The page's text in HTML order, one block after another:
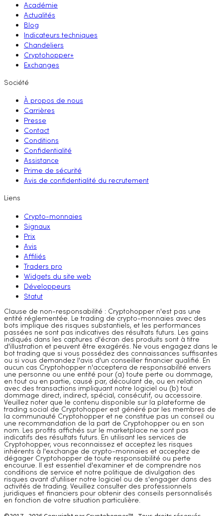
Académie
Actualités
Blog
Indicateurs techniques
Chandeliers
Cryptohopper+
Exchanges
Société
À propos de nous
Carrières
Presse
Contact
Conditions
Confidentialité
Assistance
Prime de sécurité
Avis de confidentialité du recrutement
Liens
Crypto-monnaies
Signaux
Prix
Avis
Affiliés
Traders pro
Widgets du site web
Développeurs
Statut
Clause de non-responsabilité : Cryptohopper n'est pas une
entité réglementée. Le trading de crypto-monnaies avec des
bots implique des risques substantiels, et les performances
passées ne sont pas indicatives des résultats futurs. Les gains
indiqués dans les captures d'écran des produits sont à titre
d'illustration et peuvent être exagérés. Ne vous engagez dans le
bot trading que si vous possédez des connaissances suffisantes
ou si vous demandez l'avis d'un conseiller financier qualifié. En
aucun cas Cryptohopper n'acceptera de responsabilité envers
une personne ou une entité pour (a) toute perte ou dommage,
en tout ou en partie, causé par, découlant de, ou en relation
avec des transactions impliquant notre logiciel ou (b) tout
dommage direct, indirect, spécial, consécutif, ou accessoire.
Veuillez noter que le contenu disponible sur la plateforme de
trading social de Cryptohopper est généré par les membres de
la communauté Cryptohopper et ne constitue pas un conseil ou
une recommandation de la part de Cryptohopper ou en son
nom. Les profits affichés sur le marketplace ne sont pas
indicatifs des résultats futurs. En utilisant les services de
Cryptohopper, vous reconnaissez et acceptez les risques
inhérents à l'exchange de crypto-monnaies et acceptez de
dégager Cryptohopper de toute responsabilité ou perte
encourue. Il est essentiel d'examiner et de comprendre nos
conditions de service et notre politique de divulgation des
risques avant d'utiliser notre logiciel ou de s'engager dans des
activités de trading. Veuillez consulter des professionnels
juridiques et financiers pour obtenir des conseils personnalisés
en fonction de votre situation particulière.